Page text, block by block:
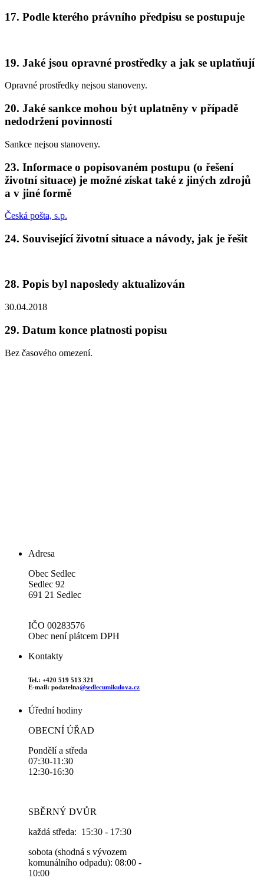
17. Podle kterého právního předpisu se postupuje
19. Jaké jsou opravné prostředky a jak se uplatňují
Opravné prostředky nejsou stanoveny.
20. Jaké sankce mohou být uplatněny v případě
nedodržení povinností
Sankce nejsou stanoveny.
23. Informace o popisovaném postupu (o řešení
životní situace) je možné získat také z jiných zdrojů
a v jiné formě
Česká pošta, s.p.
24. Související životní situace a návody, jak je řešit
28. Popis byl naposledy aktualizován
30.04.2018
29. Datum konce platnosti popisu
Bez časového omezení.
Adresa
Obec Sedlec
Sedlec 92
691 21 Sedlec
IČO 00283576
Obec není plátcem DPH
Kontakty
Tel.: +420 519 513 321
E-mail: podatelna@sedlecumikulova.cz
Úřední hodiny
OBECNÍ ÚŘAD
Pondělí a středa
07:30-11:30
12:30-16:30
SBĚRNÝ DVŮR
každá středa: 15:30 - 17:30
sobota (shodná s vývozem
komunálního odpadu): 08:00 -
10:00